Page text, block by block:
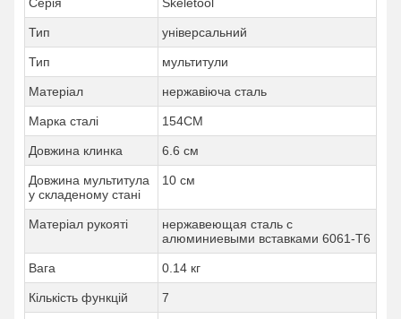
Тип універсальний
Тип мультитули
Матеріал нержавіюча сталь
Марка сталі 154CM
Довжина клинка 6.6 см
Довжина мультитула
у складеному стані
10 см
Матеріал рукояті
нержавеющая сталь с
алюминиевыми вставками 6061-T6
Вага 0.14 кг
Кількість функцій 7